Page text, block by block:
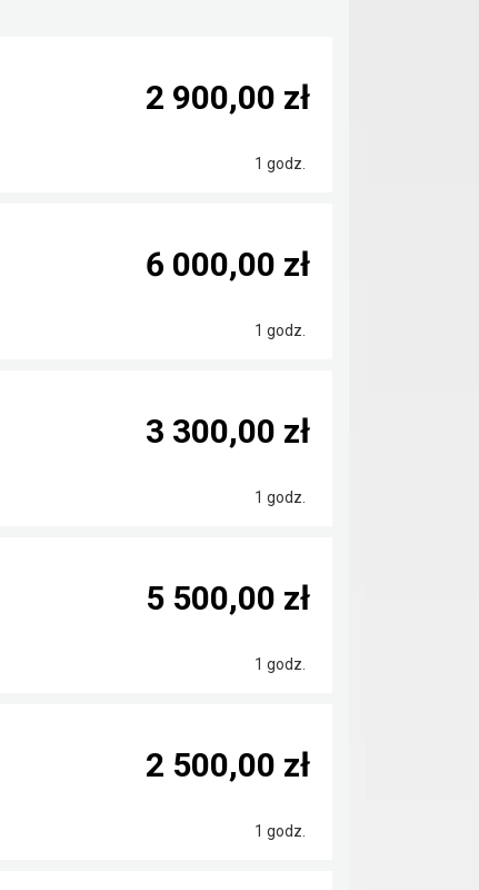
1 godz.
2 900,00 zł
1 godz.
6 000,00 zł
1 godz.
3 300,00 zł
1 godz.
5 500,00 zł
1 godz.
2 500,00 zł